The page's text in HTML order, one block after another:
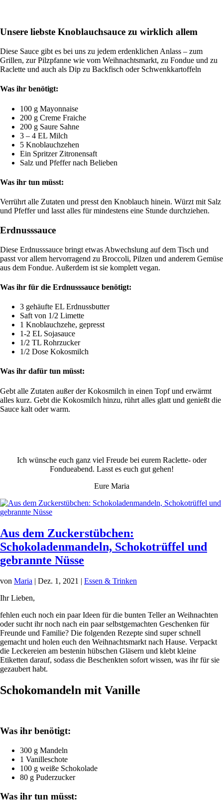
Unsere liebste Knoblauchsauce zu wirklich allem
Diese Sauce gibt es bei uns zu jedem erdenklichen Anlass – zum
Grillen, zur Pilzpfanne wie vom Weihnachtsmarkt, zu Fondue und zu
Raclette und auch als Dip zu Backfisch oder Schwenkkartoffeln
Was ihr benötigt:
100 g Mayonnaise
200 g Creme Fraiche
200 g Saure Sahne
3 – 4 EL Milch
5 Knoblauchzehen
Ein Spritzer Zitronensaft
Salz und Pfeffer nach Belieben
Was ihr tun müsst:
Verrührt alle Zutaten und presst den Knoblauch hinein. Würzt mit Salz
und Pfeffer und lasst alles für mindestens eine Stunde durchziehen.
Erdnusssauce
Diese Erdnusssauce bringt etwas Abwechslung auf dem Tisch und
passt vor allem hervorragend zu Broccoli, Pilzen und anderem Gemüse
aus dem Fondue. Außerdem ist sie komplett vegan.
Was ihr für die Erdnusssauce benötigt:
3 gehäufte EL Erdnussbutter
Saft von 1/2 Limette
1 Knoblauchzehe, gepresst
1-2 EL Sojasauce
1/2 TL Rohrzucker
1/2 Dose Kokosmilch
Was ihr dafür tun müsst:
Gebt alle Zutaten außer der Kokosmilch in einen Topf und erwärmt
alles kurz. Gebt die Kokosmilch hinzu, rührt alles glatt und genießt die
Sauce kalt oder warm.
Ich wünsche euch ganz viel Freude bei eurem Raclette- oder
Fondueabend. Lasst es euch gut gehen!
Eure Maria
Aus dem Zuckerstübchen:
Schokoladenmandeln, Schokotrüffel und
gebrannte Nüsse
von Maria | Dez. 1, 2021 | Essen & Trinken
Ihr Lieben,
fehlen euch noch ein paar Ideen für die bunten Teller an Weihnachten
oder sucht ihr noch nach ein paar selbstgemachten Geschenken für
Freunde und Familie? Die folgenden Rezepte sind super schnell
gemacht und holen euch den Weihnachtsmarkt nach Hause. Verpackt
die Leckereien am bestenin hübschen Gläsern und klebt kleine
Etiketten darauf, sodass die Beschenkten sofort wissen, was ihr für sie
gezaubert habt.
Schokomandeln mit Vanille
Was ihr benötigt:
300 g Mandeln
1 Vanilleschote
100 g weiße Schokolade
80 g Puderzucker
Was ihr tun müsst: